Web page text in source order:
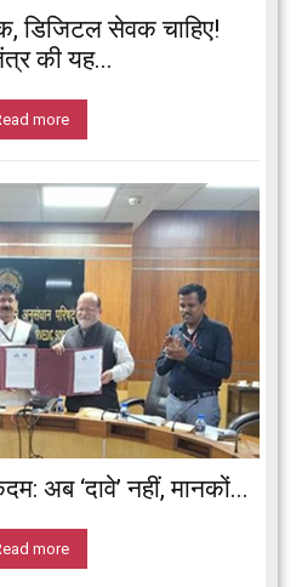
डिजिटल सेवक चाहिए!
की यह...
more
अब ‘दावे’ नहीं, मानकों...
more